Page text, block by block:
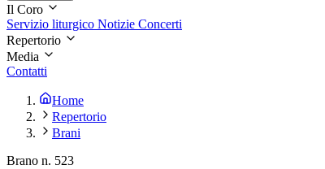
Il Coro
Servizio liturgico Notizie Concerti
Repertorio
Media
Contatti
Home
Repertorio
Brani
Brano n. 523